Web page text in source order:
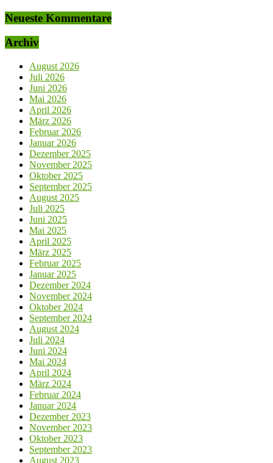
Neueste Kommentare
Archiv
August 2026
Juli 2026
Juni 2026
Mai 2026
April 2026
März 2026
Februar 2026
Januar 2026
Dezember 2025
November 2025
Oktober 2025
September 2025
August 2025
Juli 2025
Juni 2025
Mai 2025
April 2025
März 2025
Februar 2025
Januar 2025
Dezember 2024
November 2024
Oktober 2024
September 2024
August 2024
Juli 2024
Juni 2024
Mai 2024
April 2024
März 2024
Februar 2024
Januar 2024
Dezember 2023
November 2023
Oktober 2023
September 2023
August 2023